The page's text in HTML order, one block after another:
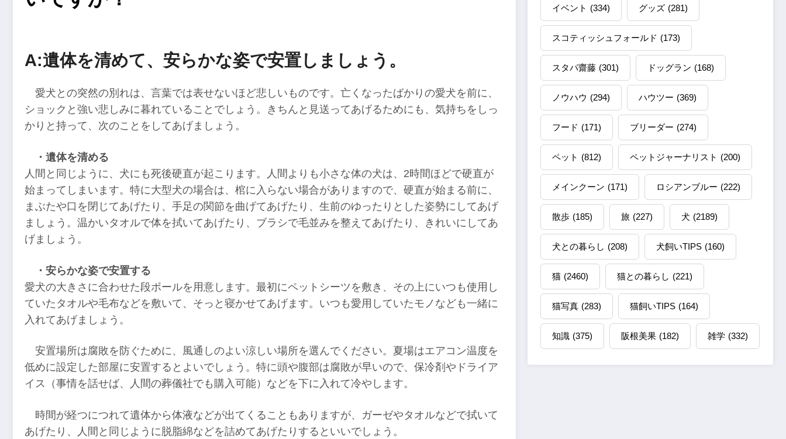
A:遺体を清めて、安らかな姿で安置しましょう。
愛犬との突然の別れは、言葉では表せないほど悲しいものです。亡くなったばかりの愛犬を前に、
ショックと強い悲しみに暮れていることでしょう。きちんと見送ってあげるためにも、気持ちをしっ
かりと持って、次のことをしてあげましょう。
・遺体を清める
人間と同じように、犬にも死後硬直が起こります。人間よりも小さな体の犬は、2時間ほどで硬直が
始まってしまいます。特に大型犬の場合は、棺に入らない場合がありますので、硬直が始まる前に、
まぶたや口を閉じてあげたり、手足の関節を曲げてあげたり、生前のゆったりとした姿勢にしてあげ
ましょう。温かいタオルで体を拭いてあげたり、ブラシで毛並みを整えてあげたり、きれいにしてあ
げましょう。
・安らかな姿で安置する
愛犬の大きさに合わせた段ボールを用意します。最初にペットシーツを敷き、その上にいつも使用し
ていたタオルや毛布などを敷いて、そっと寝かせてあげます。いつも愛用していたモノなども一緒に
入れてあげましょう。
安置場所は腐敗を防ぐために、風通しのよい涼しい場所を選んでください。夏場はエアコン温度を
低めに設定した部屋に安置するとよいでしょう。特に頭や腹部は腐敗が早いので、保冷剤やドライア
イス（事情を話せば、人間の葬儀社でも購入可能）などを下に入れて冷やします。
時間が経つにつれて遺体から体液などが出てくることもありますが、ガーゼやタオルなどで拭いて
あげたり、人間と同じように脱脂綿などを詰めてあげたりするといいでしょう。
イベント (334) グッズ (281)
スコティッシュフォールド (173)
スタパ齋藤 (301) ドッグラン (168)
ノウハウ (294) ハウツー (369)
フード (171) ブリーダー (274)
ペット (812) ペットジャーナリスト (200)
メインクーン (171) ロシアンブルー (222)
散歩 (185) 旅 (227) 犬 (2189)
犬との暮らし (208) 犬飼いTIPS (160)
猫 (2460) 猫との暮らし (221)
猫写真 (283) 猫飼いTIPS (164)
知識 (375) 阪根美果 (182) 雑学 (332)